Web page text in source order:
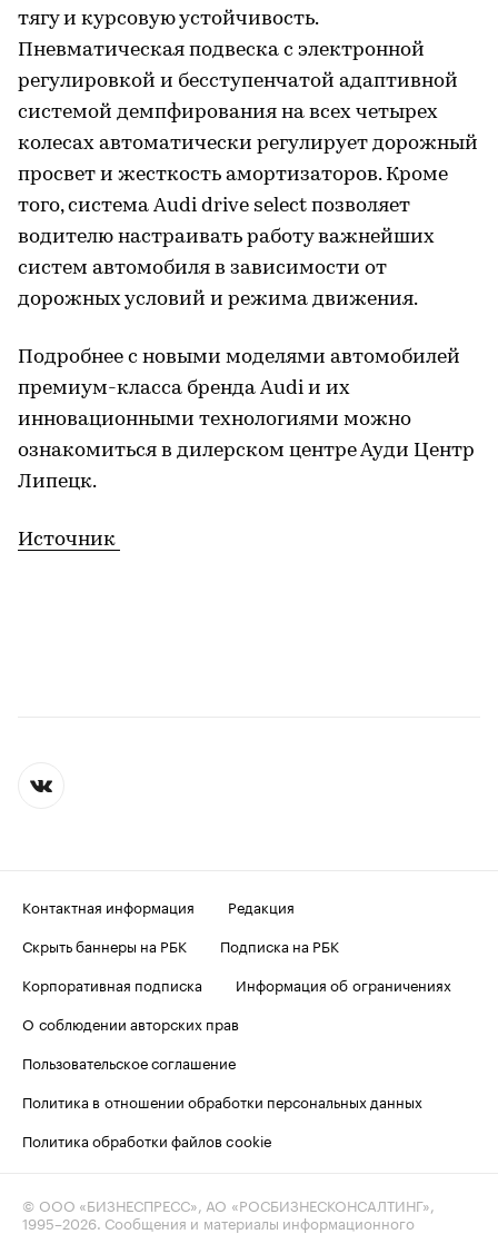
тягу и курсовую устойчивость.
Пневматическая подвеска с электронной
регулировкой и бесступенчатой адаптивной
системой демпфирования на всех четырех
колесах автоматически регулирует дорожный
просвет и жесткость амортизаторов. Кроме
того, система Audi drive select позволяет
водителю настраивать работу важнейших
систем автомобиля в зависимости от
дорожных условий и режима движения.
Подробнее с новыми моделями автомобилей
премиум-класса бренда Audi и их
инновационными технологиями можно
ознакомиться в дилерском центре Ауди Центр
Липецк.
Источник
Контактная информация
Редакция
Скрыть баннеры на РБК
Подписка на РБК
Корпоративная подписка
Информация об ограничениях
О соблюдении авторских прав
Пользовательское соглашение
Политика в отношении обработки персональных данных
Политика обработки файлов cookie
© ООО «БИЗНЕСПРЕСС», АО «РОСБИЗНЕСКОНСАЛТИНГ»,
1995–2026 . Сообщения и материалы информационного